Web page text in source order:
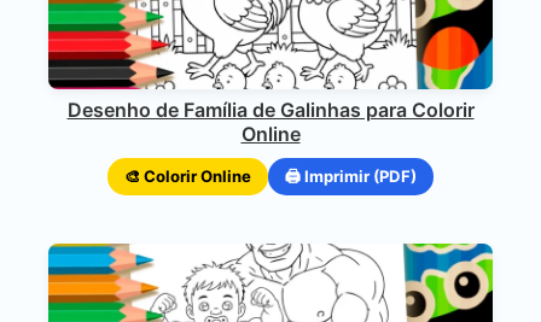
Desenho de Família de Galinhas para Colorir
Online
🎨 Colorir Online 🖨️ Imprimir (PDF)